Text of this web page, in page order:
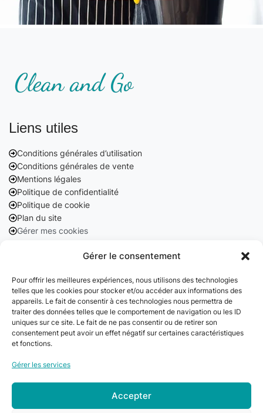
Gérer le consentement
Pour offrir les meilleures expériences, nous utilisons des technologies
telles que les cookies pour stocker et/ou accéder aux informations des
appareils. Le fait de consentir à ces technologies nous permettra de
traiter des données telles que le comportement de navigation ou les ID
uniques sur ce site. Le fait de ne pas consentir ou de retirer son
consentement peut avoir un effet négatif sur certaines caractéristiques
et fonctions.
Gérer les services
Accepter
Liens utiles
Conditions générales d’utilisation
Conditions générales de vente
Mentions légales
Politique de confidentialité
Politique de cookie
Plan du site
Gérer mes cookies
Nos coordonnées
Email :
contact@cleanango.fr
Adresse :
132 Rue Edouard Vaillant, 95870 Bezons, France
Téléphone :
+33 06 22 09 56 53
+33 01 39 80 27 83